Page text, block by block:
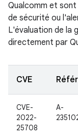
Qualcomm et sont
de sécurité ou
L'évaluation de la
directement par
CVE
CVE-
2022-
25708
A-